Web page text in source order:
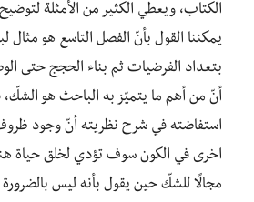
الكتاب، ويعطي الكثير من الأمثلة
يمكننا القول بأنّ الفصل التاسع هو
بتعداد الفرضيات ثم بناء الحجج حتى
أنّ من أهم ما يتميّز به الباحث هو
استفاضته في شرح نظريته أنّ وجود
اخرى في الكون سوف تؤدي لخلق حياة
مجالًا للشكّ حين يقول بأنه ليس